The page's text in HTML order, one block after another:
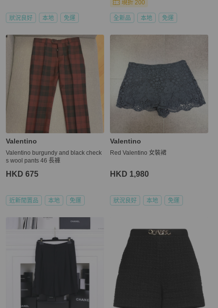
狀況良好 本地 免運
現折 200
全新品 本地 免運
Valentino
Valentino burgundy and black check
s wool pants 46 長褲
HKD 675
近新閒置品 本地 免運
Valentino
Red Valentino 女裝裙
HKD 1,980
狀況良好 本地 免運